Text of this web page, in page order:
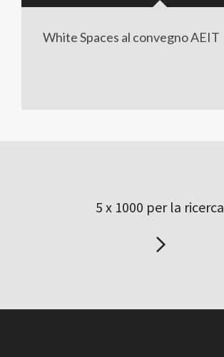
White Spaces al convegno AEIT
5 x 1000 per la ricerca